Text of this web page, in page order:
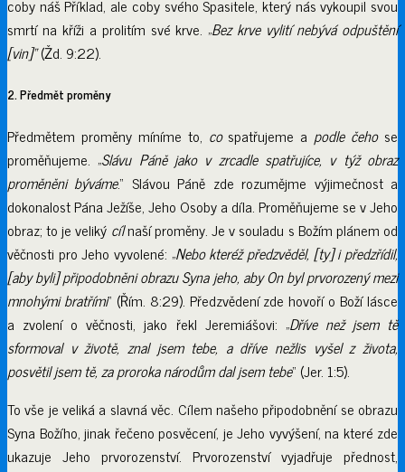
coby náš Příklad, ale coby svého Spasitele, který nás vykoupil svou
smrtí na kříži a prolitím své krve. „Bez krve vylití nebývá odpuštění
[vin]“(Žd. 9:22).
2. Předmět proměny
Předmětem proměny míníme to, cospatřujeme a podle čehose
proměňujeme. „Slávu Páně jako v zrcadle spatřujíce, v týž obraz
proměněni býváme.“ Slávou Páně zde rozumějme výjimečnost a
dokonalost Pána Ježíše, Jeho Osoby a díla. Proměňujeme se v Jeho
obraz; to je veliký cílnaší proměny. Je v souladu s Božím plánem od
věčnosti pro Jeho vyvolené: „Nebo kteréž předzvěděl, [ty] i předzřídil,
[aby byli] připodobněni obrazu Syna jeho, aby On byl prvorozený mezi
mnohými bratřími“ (Řím. 8:29). Předzvědení zde hovoří o Boží lásce
a zvolení o věčnosti, jako řekl Jeremiášovi: „Dříve než jsem tě
sformoval v životě, znal jsem tebe, a dříve nežlis vyšel z života,
posvětil jsem tě, za proroka národům dal jsem tebe“ (Jer. 1:5).
To vše je veliká a slavná věc. Cílem našeho připodobnění se obrazu
Syna Božího, jinak řečeno posvěcení, je Jeho vyvýšení, na které zde
ukazuje Jeho prvorozenství. Prvorozenství vyjadřuje přednost,